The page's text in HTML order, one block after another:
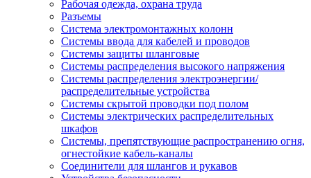
Рабочая одежда, охрана труда
Разъемы
Система электромонтажных колонн
Системы ввода для кабелей и проводов
Системы защиты шланговые
Системы распределения высокого напряжения
Системы распределения электроэнергии/
распределительные устройства
Системы скрытой проводки под полом
Системы электрических распределительных
шкафов
Системы, препятствующие распространению огня,
огнестойкие кабель-каналы
Соединители для шлангов и рукавов